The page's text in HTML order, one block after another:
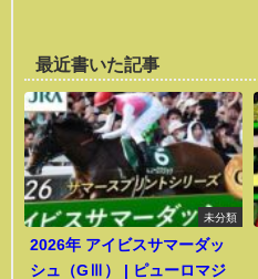
最近書いた記事
未分類
2026年 アイビスサマーダッ
シュ（GⅢ） | ピューロマジ